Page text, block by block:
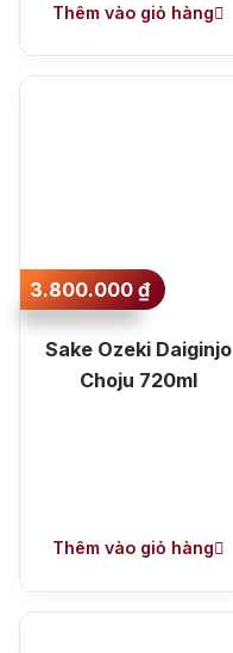
Thêm vào giỏ hàng
3.800.000₫
Sake Ozeki Daiginjo
Choju 720ml
Thêm vào giỏ hàng